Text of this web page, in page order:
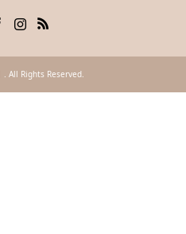
. All Rights Reserved.